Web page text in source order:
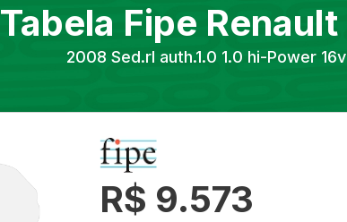
Tabela Fipe Renault
2008 Sed.rl auth.1.0 1.0 hi-Power 16v
R$ 9.573